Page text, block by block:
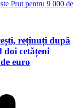
reținuți după
doi cetățeni
euro